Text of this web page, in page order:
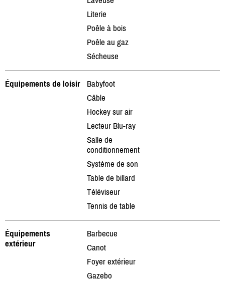
Literie
Poêle à bois
Poêle au gaz
Sécheuse
Équipements de loisir
Babyfoot
Câble
Hockey sur air
Lecteur Blu-ray
Salle de
conditionnement
Système de son
Table de billard
Téléviseur
Tennis de table
Équipements
extérieur
Barbecue
Canot
Foyer extérieur
Gazebo